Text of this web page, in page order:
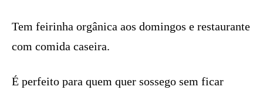
Tem feirinha orgânica aos domingos e restaurante
com comida caseira.
É perfeito para quem quer sossego sem ficar